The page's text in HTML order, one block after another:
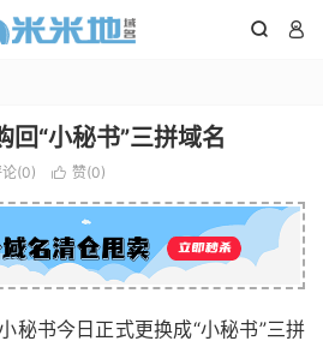
 
“小秘书”三拼域名
(0)  赞(0)
秘书今日正式更换成“小秘书”三拼